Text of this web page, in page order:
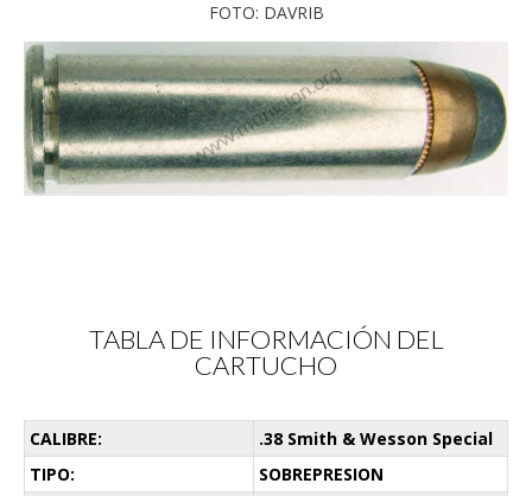
FOTO: DAVRIB
TABLA DE INFORMACIÓN DEL
CARTUCHO
CALIBRE:
.38 Smith & Wesson Special
TIPO:
SOBREPRESION